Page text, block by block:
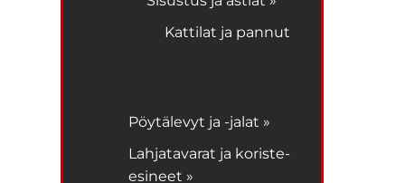
Kattilat ja pannut
Pöytälevyt ja -jalat »
Lahjatavarat ja koriste-
esineet »